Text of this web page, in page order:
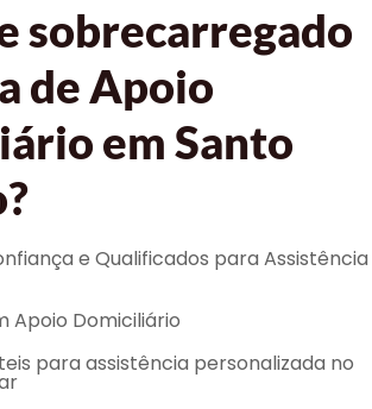
sobrecarregado
de Apoio
em Santo
e Qualificados para Assistência
Apoio Domiciliário
para assistência personalizada no